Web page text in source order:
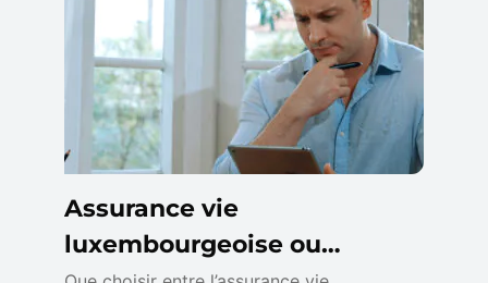
Assurance vie
luxembourgeoise ou